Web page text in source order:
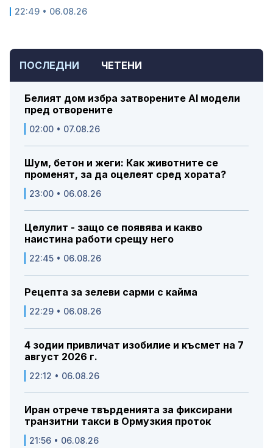
ПОСЛЕДНИ ЧЕТЕНИ
Белият дом избра затворените AI модели
пред отворените
02:00 • 07.08.26
Шум, бетон и жеги: Как животните се
променят, за да оцелеят сред хората?
23:00 • 06.08.26
Целулит - защо се появява и какво
наистина работи срещу него
22:45 • 06.08.26
Рецепта за зелеви сарми с кайма
22:29 • 06.08.26
4 зодии привличат изобилие и късмет на 7
август 2026 г.
22:12 • 06.08.26
Иран отрече твърденията за фиксирани
транзитни такси в Ормузкия проток
21:56 • 06.08.26
22:49 • 06.08.26